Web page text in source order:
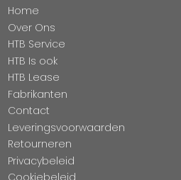
Home
Over Ons
HTB Service
HTB Is ook
HTB Lease
Fabrikanten
Contact
Leveringsvoorwaarden
Retourneren
Privacybeleid
Cookiebeleid